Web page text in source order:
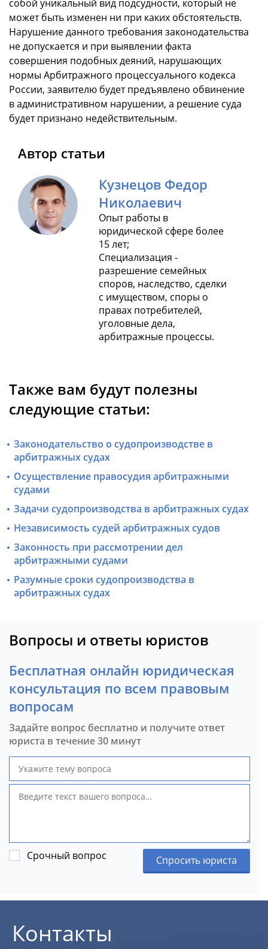
собой уникальный вид подсудности, который не
может быть изменен ни при каких обстоятельств.
Нарушение данного требования законодательства
не допускается и при выявлении факта
совершения подобных деяний, нарушающих
нормы Арбитражного процессуального кодекса
России, заявителю будет предъявлено обвинение
в административном нарушении, а решение суда
будет признано недействительным.
Автор статьи
Кузнецов Федор
Николаевич
Опыт работы в
юридической сфере более
15 лет;
Специализация -
разрешение семейных
споров, наследство, сделки
с имуществом, споры о
правах потребителей,
уголовные дела,
арбитражные процессы.
Также вам будут полезны
следующие статьи:
Законодательство о судопроизводстве в
арбитражных судах
Осуществление правосудия арбитражными
судами
Задачи судопроизводства в арбитражных судах
Независимость судей арбитражных судов
Законность при рассмотрении дел
арбитражными судами
Разумные сроки судопроизводства в
арбитражных судах
Вопросы и ответы юристов
Бесплатная онлайн юридическая
консультация по всем правовым
вопросам
Задайте вопрос бесплатно и получите ответ
юриста в течение 30 минут
Срочный вопрос Спросить юриста
Контакты